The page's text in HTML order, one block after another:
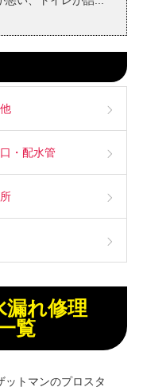
・配水管
漏れ修理
覧
ットマンのプロスタ